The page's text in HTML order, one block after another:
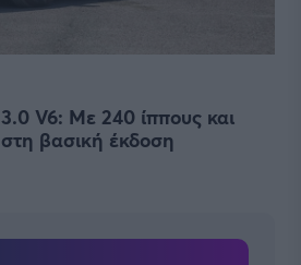
V6: Με 240 ίππους και
βασική έκδοση